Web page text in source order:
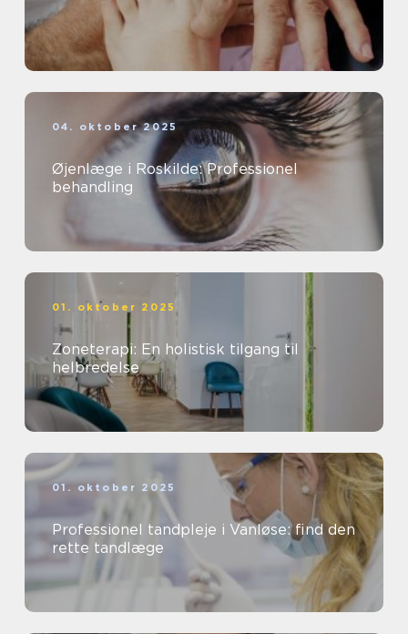
04. oktober 2025
Øjenlæge i Roskilde: Professionel
behandling
01. oktober 2025
Zoneterapi: En holistisk tilgang til
helbredelse
01. oktober 2025
Professionel tandpleje i Vanløse: find den
rette tandlæge